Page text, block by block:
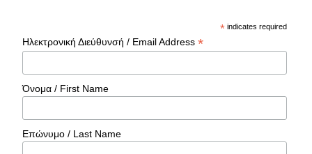
* indicates required
Ηλεκτρονική Διεύθυνσή / Email Address*
Όνομα / First Name
Επώνυμο / Last Name